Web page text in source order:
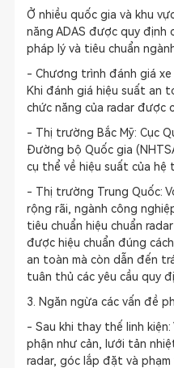
Ở nhiều quốc gia và khu
năng ADAS được quy định
pháp lý và tiêu chuẩn
- Chương trình đánh giá xe
Khi đánh giá hiệu suất an
chức năng của radar được
- Thị trường Bắc Mỹ: Cục
Đường bộ Quốc gia
cụ thể về hiệu suất của hệ
- Thị trường Trung Quốc:
rộng rãi, ngành công
tiêu chuẩn hiệu chuẩn
được hiệu chuẩn đúng
an toàn mà còn dẫn đến
tuân thủ các yêu cầu quy
3. Ngăn ngừa các vấn đề
- Sau khi thay thế linh
phận như cản, lưới tản
radar, góc lắp đặt và